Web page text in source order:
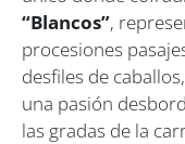
“Blancos”,
procesiones
desfiles de
una pasión
las gradas de la